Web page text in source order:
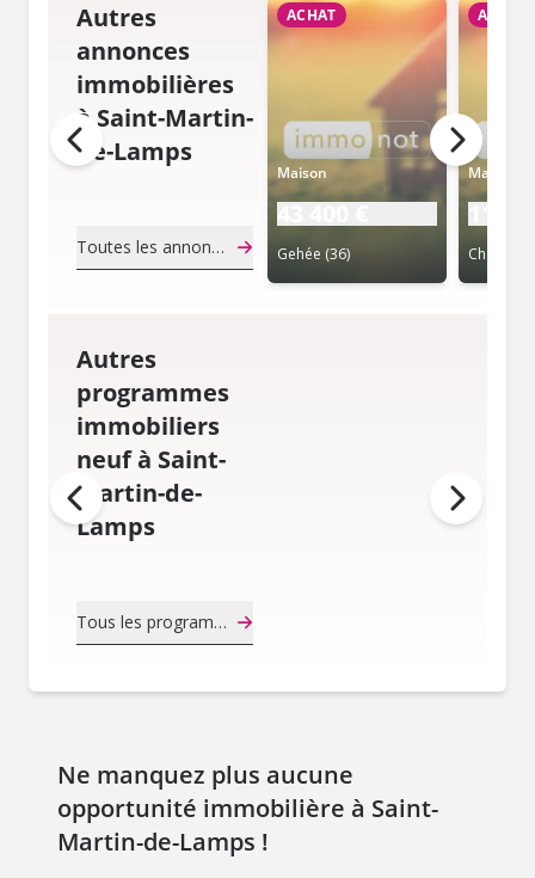
Autres
annonces
immobilières
à Saint-Martin-
de-Lamps
Toutes les annonces de notaire
ACHAT
Maison
Gehée (36)
ACHAT
Maison
Autres
programmes
immobiliers
neuf à Saint-
Martin-de-
Lamps
Tous les programmes immobiliers neuf
Ne manquez plus aucune
opportunité immobilière à Saint-
Martin-de-Lamps !